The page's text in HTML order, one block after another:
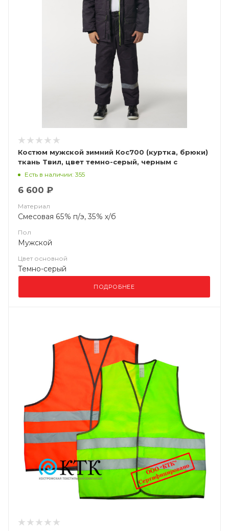
Костюм мужской зимний Кос700 (куртка, брюки)
ткань Твил, цвет темно-серый, черным с
лимонной отделкой, СОП
Есть в наличии: 355
6 600 ₽
Материал
Смесовая 65% п/э, 35% х/б
Пол
Мужской
Цвет основной
Темно-серый
ПОДРОБНЕЕ